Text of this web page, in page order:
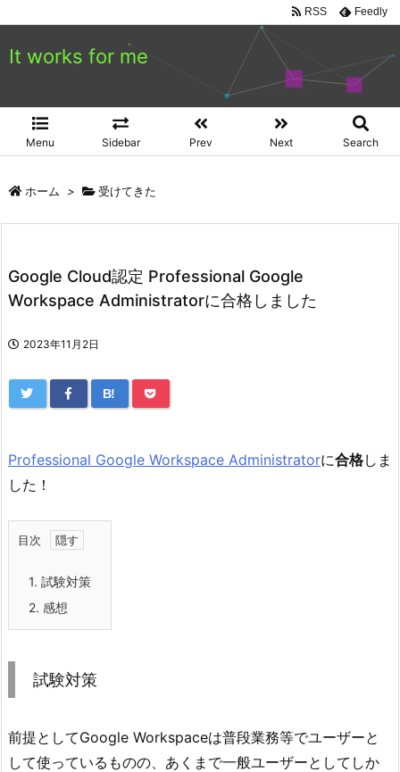
It works for me
Menu Sidebar Prev Next Search
RSS Feedly
ホーム > 受けてきた
Google Cloud認定 Professional Google
Workspace Administratorに合格しました
2023年11月2日
B!
Professional Google Workspace Administratorに合格しま
した！
目次
1. 試験対策
2. 感想
試験対策
前提としてGoogle Workspaceは普段業務等でユーザーと
して使っているものの、あくまで一般ユーザーとしてしか